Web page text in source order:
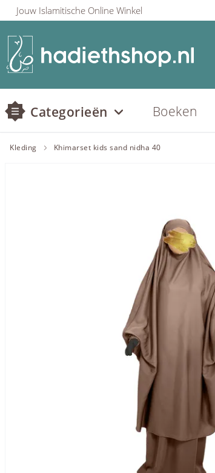
Jouw Islamitische Online Winkel
Categorieën Boeken
Kleding Khimarset kids sand nidha 40